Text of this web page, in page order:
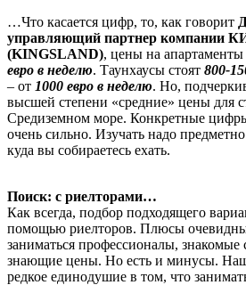
…Что касается цифр, то, как говорит
управляющий партнер компании
(KINGSLAND), цены на
евро в неделю. Таунхаусы стоят 800-
– от 1000 евро в неделю. Но,
высшей степени «средние» цены для
Средиземном море. Конкретные
очень сильно. Изучать надо
куда вы собираетесь ехать.
Поиск: с риелторами…
Как всегда, подбор подходящего
помощью риелторов. Плюсы
заниматься профессионалы,
знающие цены. Но есть и минусы.
редкое единодушие в том, что